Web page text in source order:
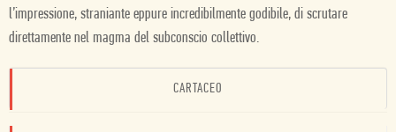
l’impressione, straniante eppure incredibilmente godibile, di scrutare
direttamente nel magma del subconscio collettivo.
CARTACEO